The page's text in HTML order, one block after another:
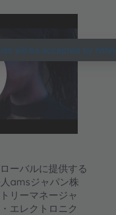
サー
に
が
ービスを
ます。詳
サービス
。
ーバルに提供する
amsジャパン株
リーマネージャ
エレクトロニク